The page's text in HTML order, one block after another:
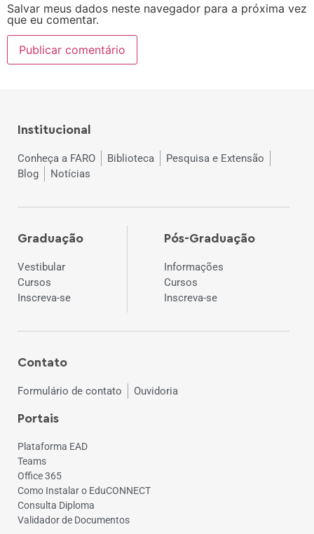
Salvar meus dados neste navegador para a próxima vez
que eu comentar.
Institucional
Conheça a FARO Biblioteca
Pesquisa e Extensão
Blog
Notícias
Graduação
Vestibular
Cursos
Inscreva-se
Pós-Graduação
Informações
Cursos
Inscreva-se
Contato
Formulário de contato Ouvidoria
Portais
Plataforma EAD
Teams
Office 365
Como Instalar o EduCONNECT
Consulta Diploma
Validador de Documentos